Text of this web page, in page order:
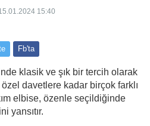
15:40
Fb'ta
klasik ve şık bir tercih olarak
davetlere kadar birçok farklı
elbise, özenle seçildiğinde
yansıtır.